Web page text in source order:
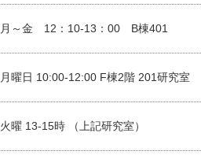
月～金 12：10-13：00 B棟401
月曜日 10:00-12:00 F棟2階 201研究室
火曜 13-15時 （上記研究室）